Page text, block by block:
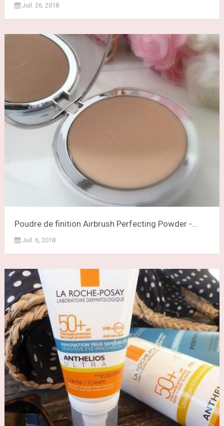
Juil. 26, 2018
Poudre de finition Airbrush Perfecting Powder -...
Juil. 6, 2018